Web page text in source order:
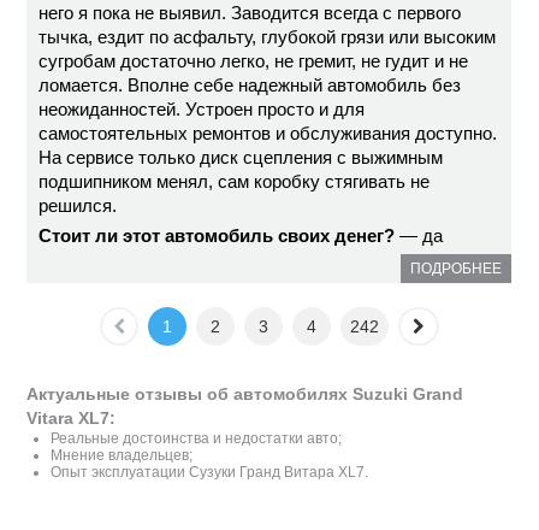
него я пока не выявил. Заводится всегда с первого
тычка, ездит по асфальту, глубокой грязи или высоким
сугробам достаточно легко, не гремит, не гудит и не
ломается. Вполне себе надежный автомобиль без
неожиданностей. Устроен просто и для
самостоятельных ремонтов и обслуживания доступно.
На сервисе только диск сцепления с выжимным
подшипником менял, сам коробку стягивать не
решился.
Стоит ли этот автомобиль своих денег? — да
ПОДРОБНЕЕ
1 2 3 4 242
Актуальные отзывы об автомобилях Suzuki Grand
Vitara XL7:
Реальные достоинства и недостатки авто;
Мнение владельцев;
Опыт эксплуатации Сузуки Гранд Витара XL7.